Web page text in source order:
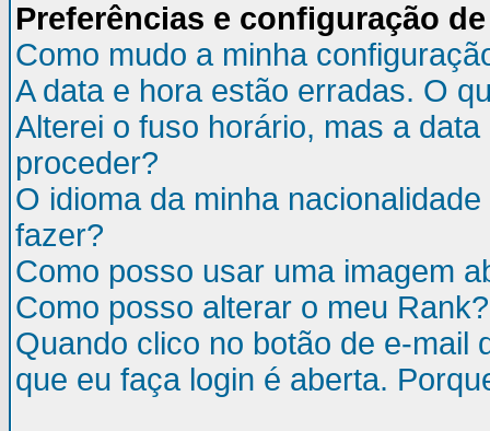
Preferências e configuração
Como mudo a minha
A data e hora estão erradas. O
Alterei o fuso horário, mas a
proceder?
O idioma da minha
fazer?
Como posso usar uma imagem
Como posso alterar o meu Rank?
Quando clico no botão de e-mail
que eu faça login é aberta.